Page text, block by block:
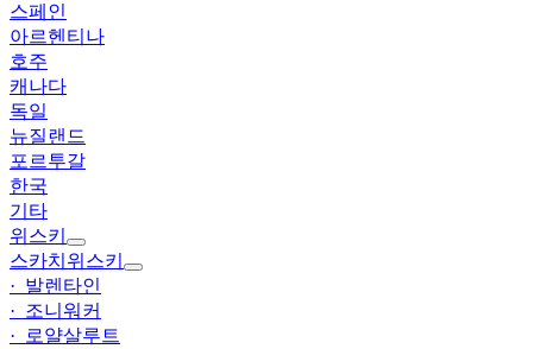
스페인
아르헨티나
호주
캐나다
독일
뉴질랜드
포르투갈
한국
기타
위스키
스카치위스키
· 발렌타인
· 조니워커
· 로얄살루트